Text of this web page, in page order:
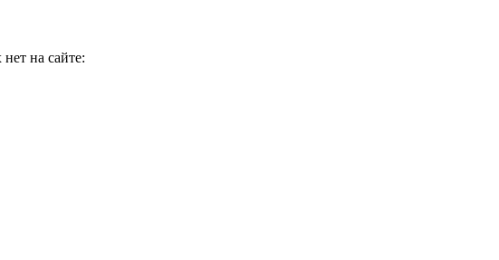
на сайте: